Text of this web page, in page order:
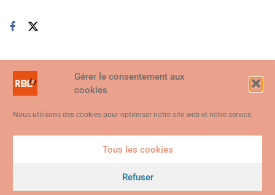
Gérer le consentement aux
cookies
Nous utilisons des cookies pour optimiser notre site web et notre service.
Tous les cookies
Refuser
vous consentez à ce que des cookies soient utilisés. Visitez notre
Politique de confidentialité et de cookies. Je suis d'accord